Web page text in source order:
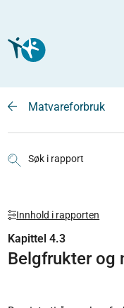
Matvareforbruk
Søk i rapport
Innhold i rapporten
Kapittel 4.3
Belgfrukter og